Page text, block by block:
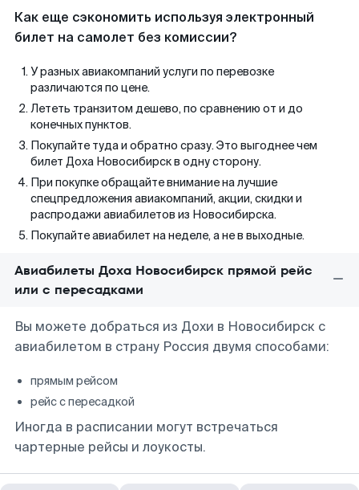
Как еще сэкономить используя электронный
билет на самолет без комиссии?
У разных авиакомпаний услуги по перевозке
различаются по цене.
Лететь транзитом дешево, по сравнению от и до
конечных пунктов.
Покупайте туда и обратно сразу. Это выгоднее чем
билет Доха Новосибирск в одну сторону.
При покупке обращайте внимание на лучшие
спецпредложения авиакомпаний, акции, скидки и
распродажи авиабилетов из Новосибирска.
Покупайте авиабилет на неделе, а не в выходные.
Авиабилеты Доха Новосибирск прямой рейс
или с пересадками
Вы можете добраться из Дохи в Новосибирск с
авиабилетом в страну Россия двумя способами:
прямым рейсом
рейс с пересадкой
Иногда в расписании могут встречаться
чартерные рейсы и лоукосты.